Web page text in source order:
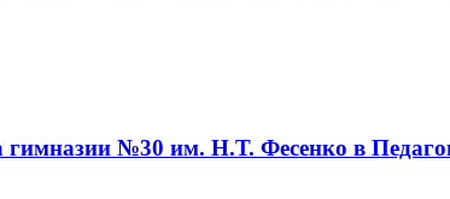
№30 им. Н.Т. Фесенко в